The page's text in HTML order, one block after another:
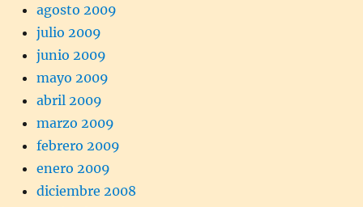
agosto 2009
julio 2009
junio 2009
mayo 2009
abril 2009
marzo 2009
febrero 2009
enero 2009
diciembre 2008